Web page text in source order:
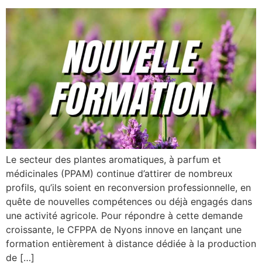
Le secteur des plantes aromatiques, à parfum et
médicinales (PPAM) continue d’attirer de nombreux
profils, qu’ils soient en reconversion professionnelle, en
quête de nouvelles compétences ou déjà engagés dans
une activité agricole. Pour répondre à cette demande
croissante, le CFPPA de Nyons innove en lançant une
formation entièrement à distance dédiée à la production
de […]